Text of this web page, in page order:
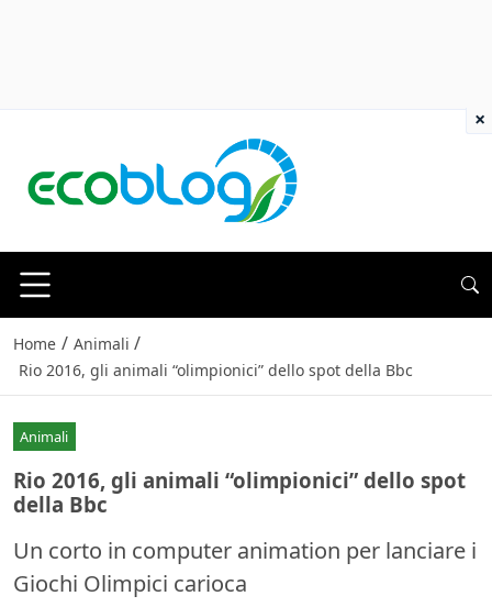
Home / Animali /
Rio 2016, gli animali “olimpionici” dello spot della Bbc
Animali
Rio 2016, gli animali “olimpionici” dello spot
della Bbc
Un corto in computer animation per lanciare i
Giochi Olimpici carioca
×